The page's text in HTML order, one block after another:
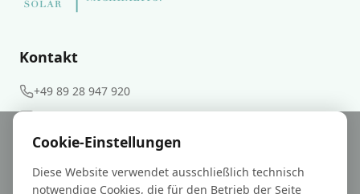
Kontakt
+49 89 28 947 920
info@en-gutachter.de
Weitere
Cookie-Einstellungen
Diese Website verwendet ausschließlich technisch
notwendige Cookies, die für den Betrieb der Seite